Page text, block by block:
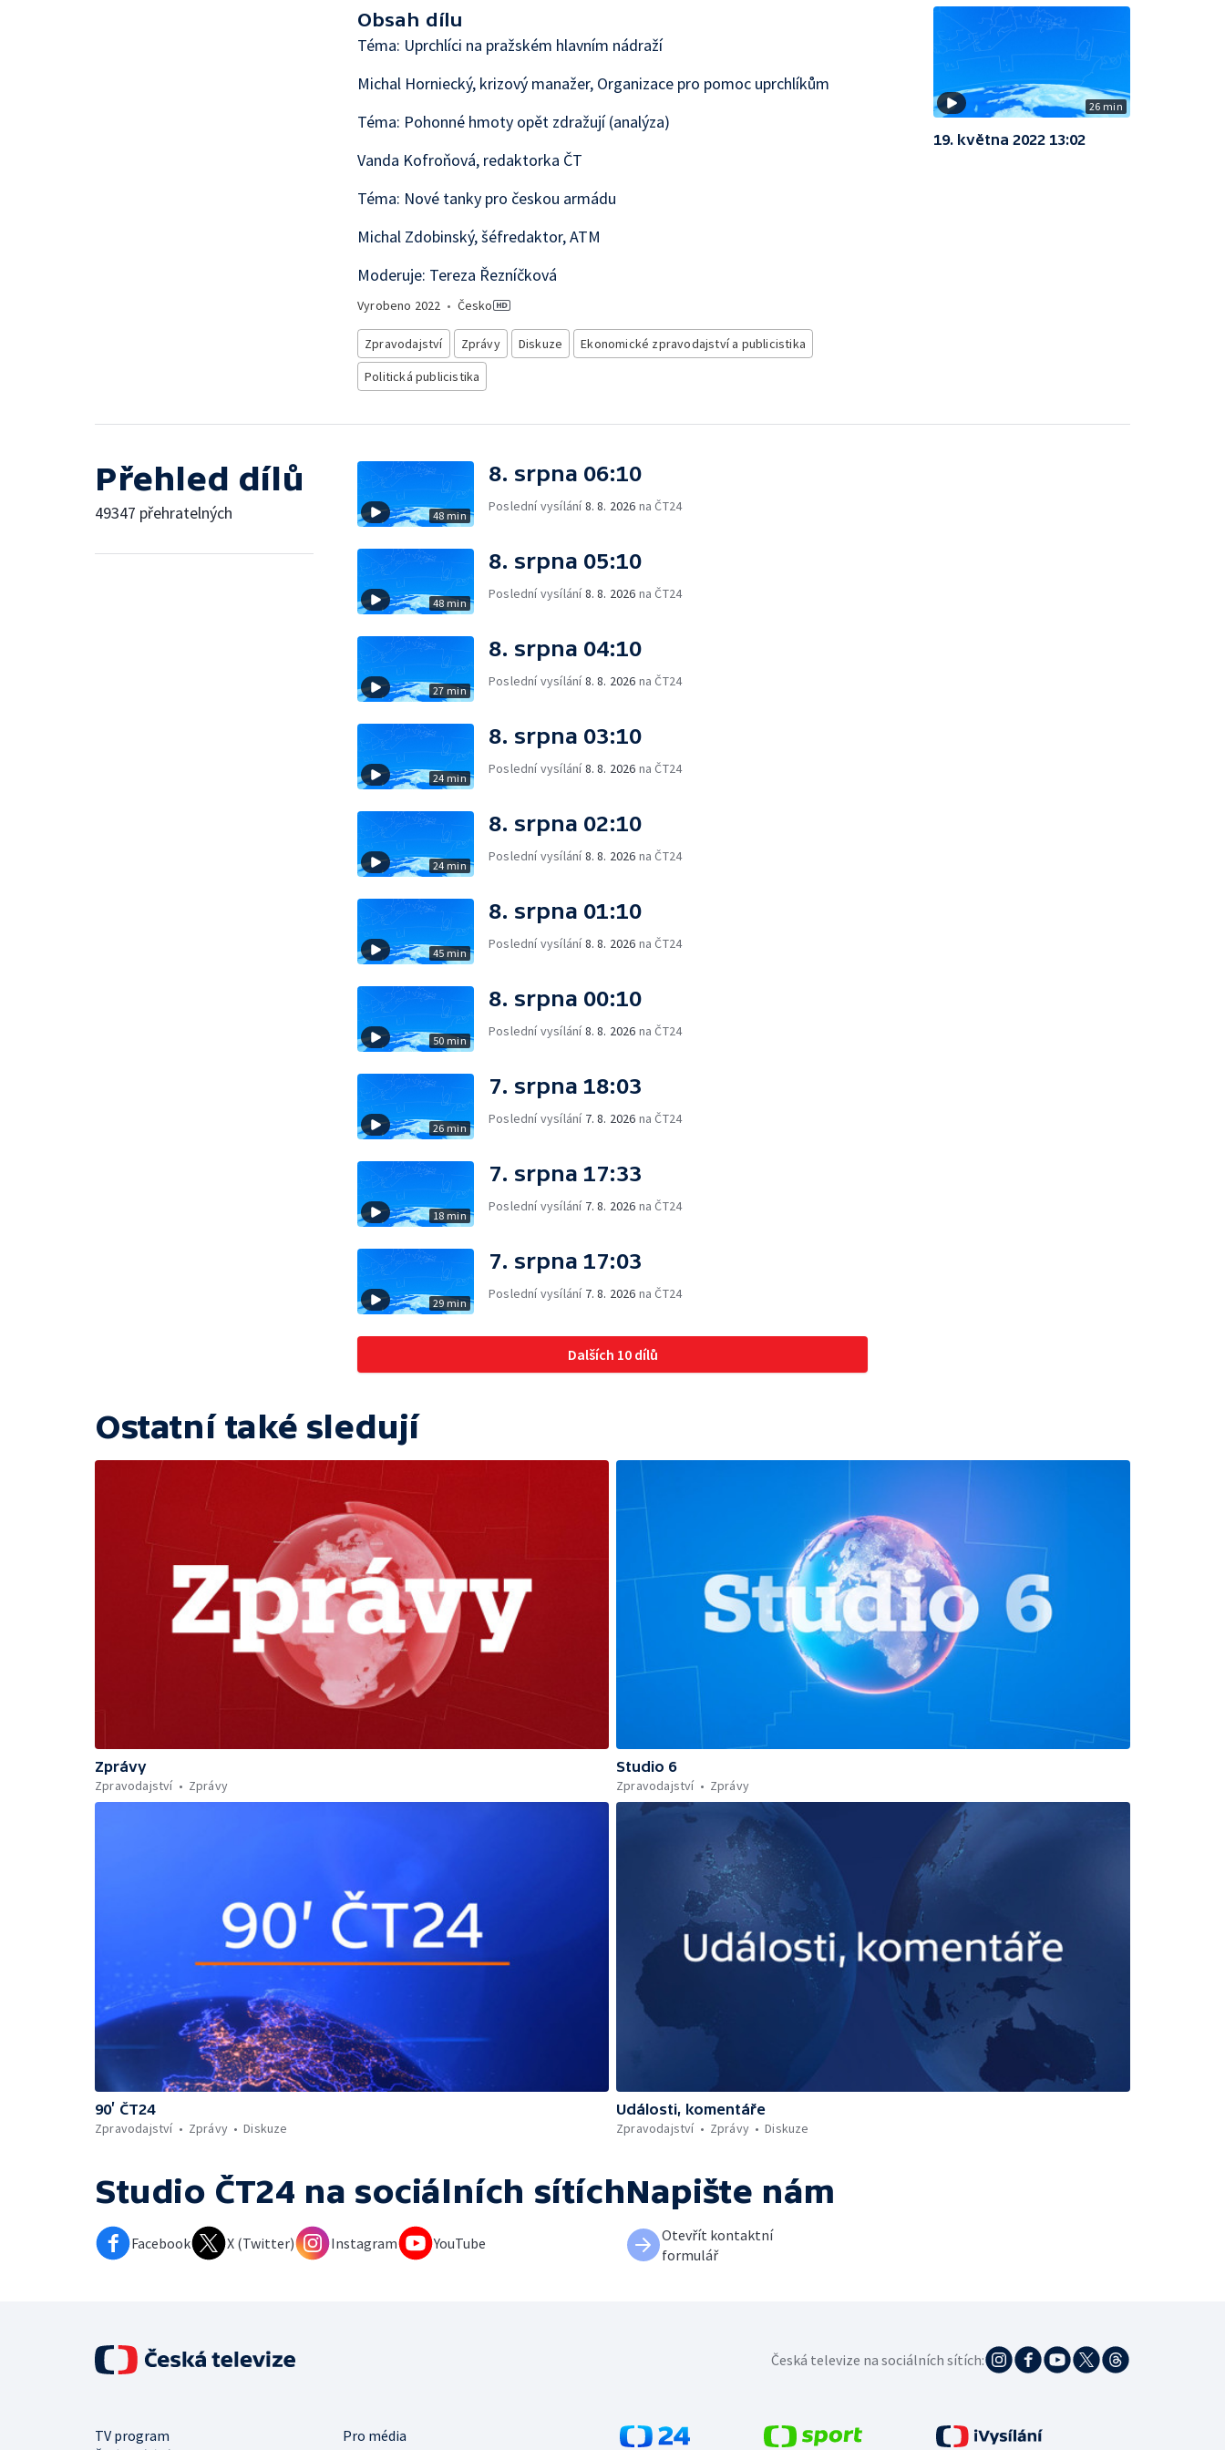
Obsah dílu
Téma: Uprchlíci na pražském hlavním nádraží
Michal Horniecký, krizový manažer, Organizace pro pomoc uprchlíkům
Téma: Pohonné hmoty opět zdražují (analýza)
Vanda Kofroňová, redaktorka ČT
Téma: Nové tanky pro českou armádu
Michal Zdobinský, šéfredaktor, ATM
Moderuje: Tereza Řezníčková
Vyrobeno 2022 • Česko
Zpravodajství Zprávy Diskuze
Ekonomické zpravodajství a publicistika
Politická publicistika
26 min
19. května 2022 13:02
Přehled dílů
49347 přehratelných 48 min
8. srpna 06:10
Poslední vysílání8. 8. 2026 na ČT24
48 min
8. srpna 05:10
Poslední vysílání8. 8. 2026 na ČT24
27 min
8. srpna 04:10
Poslední vysílání8. 8. 2026 na ČT24
24 min
8. srpna 03:10
Poslední vysílání8. 8. 2026 na ČT24
24 min
8. srpna 02:10
Poslední vysílání8. 8. 2026 na ČT24
45 min
8. srpna 01:10
Poslední vysílání8. 8. 2026 na ČT24
50 min
8. srpna 00:10
Poslední vysílání8. 8. 2026 na ČT24
26 min
7. srpna 18:03
Poslední vysílání 7. 8. 2026 na ČT24
18 min
7. srpna 17:33
Poslední vysílání 7. 8. 2026 na ČT24
29 min
7. srpna 17:03
Poslední vysílání 7. 8. 2026 na ČT24
Dalších 10 dílů
Ostatní také sledují
Zprávy
Zpravodajství
Zprávy
Studio 6
Zpravodajství
Zprávy
90’ ČT24
Zpravodajství
Zprávy Diskuze
Události, komentáře
Zpravodajství
Zprávy Diskuze
Studio ČT24 na sociálních sítích
Facebook X (Twitter) Instagram YouTube
Napište nám
Otevřít kontaktní
formulář
TV program
Pro média
Česká televize na sociálních sítích: